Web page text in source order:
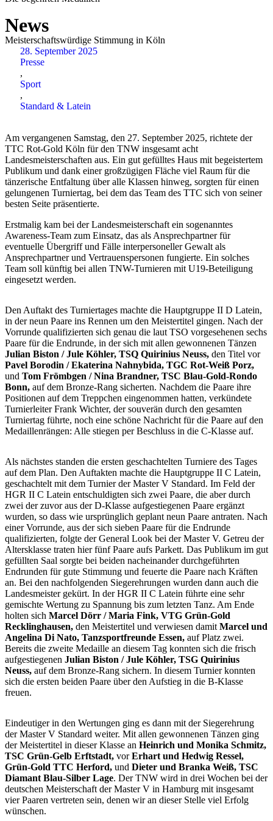
News
Meisterschaftswürdige Stimmung in Köln
28. September 2025
Presse
,
Sport
,
Standard & Latein
Am vergangenen Samstag, den 27. September 2025, richtete der
TTC Rot-Gold Köln für den TNW insgesamt acht
Landesmeisterschaften aus. Ein gut gefülltes Haus mit begeistertem
Publikum und dank einer großzügigen Fläche viel Raum für die
tänzerische Entfaltung über alle Klassen hinweg, sorgten für einen
gelungenen Turniertag, bei dem das Team des TTC sich von seiner
besten Seite präsentierte.
Erstmalig kam bei der Landesmeisterschaft ein sogenanntes
Awareness-Team zum Einsatz, das als Ansprechpartner für
eventuelle Übergriff und Fälle interpersoneller Gewalt als
Ansprechpartner und Vertrauenspersonen fungierte. Ein solches
Team soll künftig bei allen TNW-Turnieren mit U19-Beteiligung
eingesetzt werden.
Den Auftakt des Turniertages machte die Hauptgruppe II D Latein,
in der neun Paare ins Rennen um den Meistertitel gingen. Nach der
Vorrunde qualifizierten sich genau die laut TSO vorgesehenen sechs
Paare für die Endrunde, in der sich mit allen gewonnenen Tänzen
Julian Biston / Jule Köhler, TSQ Quirinius Neuss, den Titel vor
Pavel Borodin / Ekaterina Nahnybida, TGC Rot-Weiß Porz,
und Tom Frömbgen / Nina Brandner, TSC Blau-Gold-Rondo
Bonn, auf dem Bronze-Rang sicherten. Nachdem die Paare ihre
Positionen auf dem Treppchen eingenommen hatten, verkündete
Turnierleiter Frank Wichter, der souverän durch den gesamten
Turniertag führte, noch eine schöne Nachricht für die Paare auf den
Medaillenrängen: Alle stiegen per Beschluss in die C-Klasse auf.
Als nächstes standen die ersten geschachtelten Turniere des Tages
auf dem Plan. Den Auftakten machte die Hauptgruppe II C Latein,
geschachtelt mit dem Turnier der Master V Standard. Im Feld der
HGR II C Latein entschuldigten sich zwei Paare, die aber durch
zwei der zuvor aus der D-Klasse aufgestiegenen Paare ergänzt
wurden, so dass wie ursprünglich geplant neun Paare antraten. Nach
einer Vorrunde, aus der sich sieben Paare für die Endrunde
qualifizierten, folgte der General Look bei der Master V. Getreu der
Altersklasse traten hier fünf Paare aufs Parkett. Das Publikum im gut
gefüllten Saal sorgte bei beiden nacheinander durchgeführten
Endrunden für gute Stimmung und feuerte die Paare nach Kräften
an. Bei den nachfolgenden Siegerehrungen wurden dann auch die
Landesmeister gekürt. In der HGR II C Latein führte eine sehr
gemischte Wertung zu Spannung bis zum letzten Tanz. Am Ende
holten sich Marcel Dörr / Maria Fink, VTG Grün-Gold
Recklinghausen, den Meistertitel und verwiesen damit Marcel und
Angelina Di Nato, Tanzsportfreunde Essen, auf Platz zwei.
Bereits die zweite Medaille an diesem Tag konnten sich die frisch
aufgestiegenen Julian Biston / Jule Köhler, TSG Quirinius
Neuss, auf dem Bronze-Rang sichern. In diesem Turnier konnten
sich die ersten beiden Paare über den Aufstieg in die B-Klasse
freuen.
Eindeutiger in den Wertungen ging es dann mit der Siegerehrung
der Master V Standard weiter. Mit allen gewonnenen Tänzen ging
der Meistertitel in dieser Klasse an Heinrich und Monika Schmitz,
TSC Grün-Gelb Erftstadt, vorErhart und Hedwig Ressel,
Grün-Gold TTC Herford, und Dieter und Branka Weiß, TSC
Diamant Blau-Silber Lage. Der TNW wird in drei Wochen bei der
deutschen Meisterschaft der Master V in Hamburg mit insgesamt
vier Paaren vertreten sein, denen wir an dieser Stelle viel Erfolg
wünschen.